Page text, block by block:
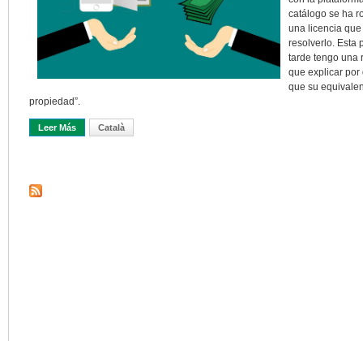
catálogo se ha
una licencia
resolverlo. Esta
tarde tengo una
que explicar por
que su
propiedad”.
Leer Más Sobre Libros Académicos Digitales: Entre La Promesa De Acceso
Català